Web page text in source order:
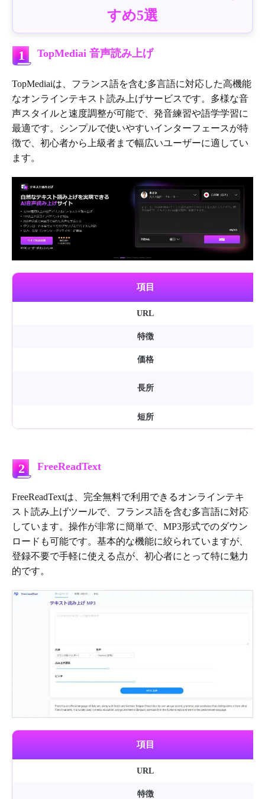
すめ5選
1 TopMediai 音声読み上げ
TopMediaiは、フランス語を含む多言語に対応した高機能
なオンラインテキスト読み上げサービスです。多様な音
声スタイルと速度調整が可能で、発音練習や語学学習に
最適です。シンプルで使いやすいインターフェースが特
徴で、初心者から上級者まで幅広いユーザーに適してい
ます。
項目
URL
特徴
価格
長所
短所
2 FreeReadText
FreeReadTextは、完全無料で利用できるオンラインテキ
スト読み上げツールで、フランス語を含む多言語に対応
しています。操作が非常に簡単で、MP3形式でのダウン
ロードも可能です。基本的な機能に絞られていますが、
登録不要で手軽に使える点が、初心者にとって特に魅力
的です。
項目
URL
特徴